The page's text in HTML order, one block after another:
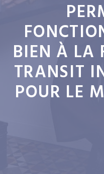
BIEN À LA
TRANSIT
POUR LE